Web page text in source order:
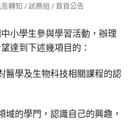
轉知 / 試務組 / 首頁公告
小學生參與學習活動，辦理
達到下述幾項目的：
醫學及生物科技相關課程的認
域的學門，認識自己的興趣，